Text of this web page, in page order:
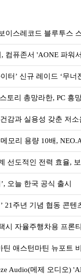
이스레코드 블루투스
컴퓨존서 'AONE 파워
터’ 신규 레이드 ‘무너
토리 총망라한, PC 흥
감과 실용성 갖춘 저
모리 용량 10배,
선도적인 전력 효율,
SoC ‘BG2B’ 공개
오늘 한국 공식 출시
21주년 기념 협동 콘텐
시 자율주행차용 프론
적 이용 가능
틴 애스턴마틴 뉴포트
션 컬렉션’ 공개
Audio(메제 오디오)